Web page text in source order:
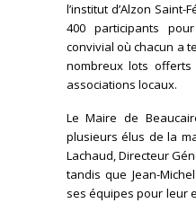
l’institut d’Alzon
400 participants
convivial où chacun a
nombreux lots
associations locaux.
Le Maire de
plusieurs élus de la
Lachaud, Directeur
tandis que Jean-
ses équipes pour leur